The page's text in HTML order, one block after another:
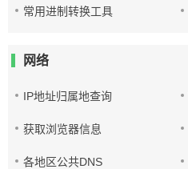
常用进制转换工具
网络
IP地址归属地查询
获取浏览器信息
各地区公共DNS